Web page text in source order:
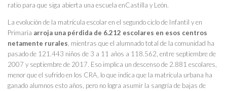
ratio para que siga abierta una escuela enCastilla y León.
La evolución de la matrícula escolar en el segundo ciclo de Infantil y en
Primaria arroja una pérdida de 6.212 escolares en esos centros
netamente rurales , mientras que el alumnado total de la comunidad ha
pasado de 121.443 niños de 3 a 11 años a 118.562, entre septiembre de
2007 y septiembre de 2017. Eso implica un descenso de 2.881 escolares,
menor que el sufrido en los CRA, lo que indica que la matrícula urbana ha
ganado alumnos esto años, pero no logra asumir la sangría de bajas de